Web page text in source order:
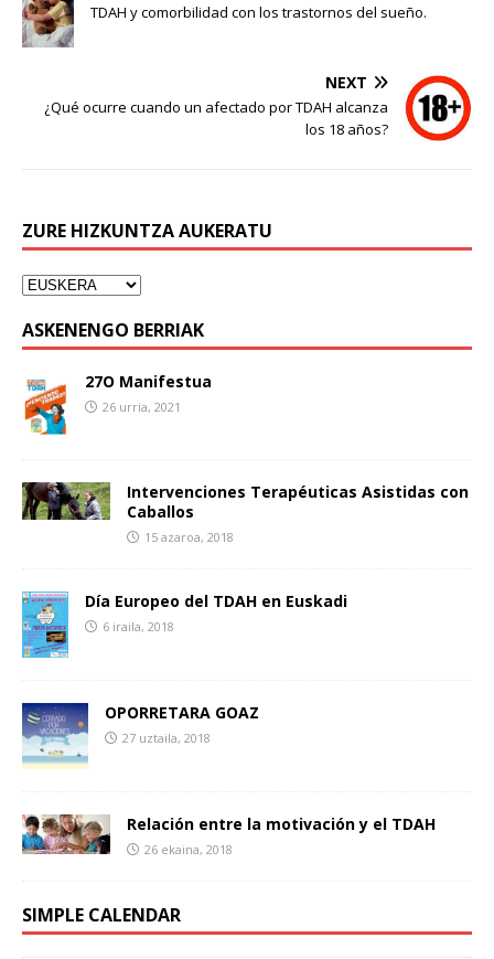
TDAH y comorbilidad con los trastornos del sueño.
NEXT
¿Qué ocurre cuando un afectado por TDAH alcanza
los 18 años?
ZURE HIZKUNTZA AUKERATU
ASKENENGO BERRIAK
27O Manifestua
26 urria, 2021
Intervenciones Terapéuticas Asistidas con
Caballos
15 azaroa, 2018
Día Europeo del TDAH en Euskadi
6 iraila, 2018
OPORRETARA GOAZ
27 uztaila, 2018
Relación entre la motivación y el TDAH
26 ekaina, 2018
SIMPLE CALENDAR